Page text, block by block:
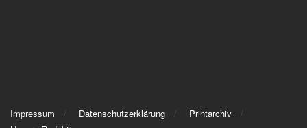
Impressum Datenschutzerklärung
Printarchiv